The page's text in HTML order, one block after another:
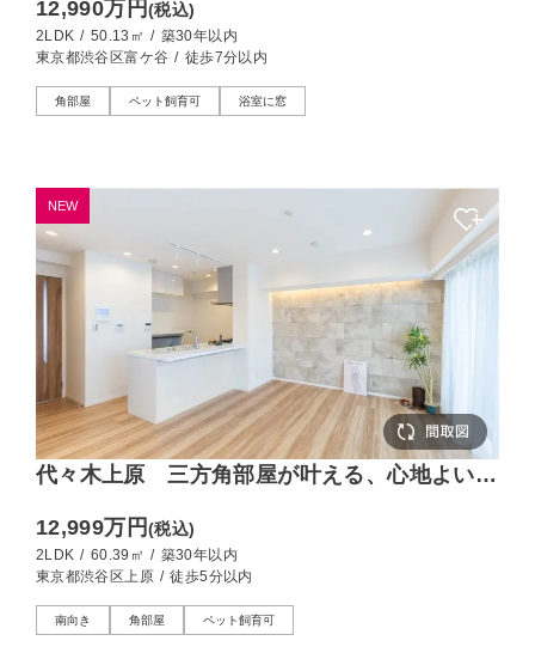
12,990万円(税込)
2LDK / 50.13㎡ / 築30年以内
東京都渋谷区富ケ谷 / 徒歩7分以内
角部屋 ペット飼育可 浴室に窓
NEW
代々木上原 三方角部屋が叶える、心地よい毎
12,999万円(税込)
2LDK / 60.39㎡ / 築30年以内
東京都渋谷区上原 / 徒歩5分以内
南向き 角部屋 ペット飼育可